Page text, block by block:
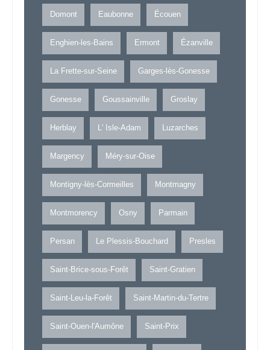
Domont Eaubonne Écouen
Enghien-les-Bains Ermont Ézanville
La Frette-sur-Seine Garges-lès-Gonesse
Gonesse Goussainville Groslay
Herblay L' Isle-Adam Luzarches
Margency Méry-sur-Oise
Montigny-lès-Cormeilles Montmagny
Montmorency Osny Parmain
Persan Le Plessis-Bouchard Presles
Saint-Brice-sous-Forêt Saint-Gratien
Saint-Leu-la-Forêt Saint-Martin-du-Tertre
Saint-Ouen-l'Aumône Saint-Prix